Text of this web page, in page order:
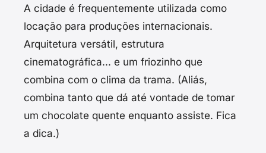
A cidade é frequentemente utilizada como
locação para produções internacionais.
Arquitetura versátil, estrutura
cinematográfica... e um friozinho que
combina com o clima da trama. (Aliás,
combina tanto que dá até vontade de tomar
um chocolate quente enquanto assiste. Fica
a dica.)